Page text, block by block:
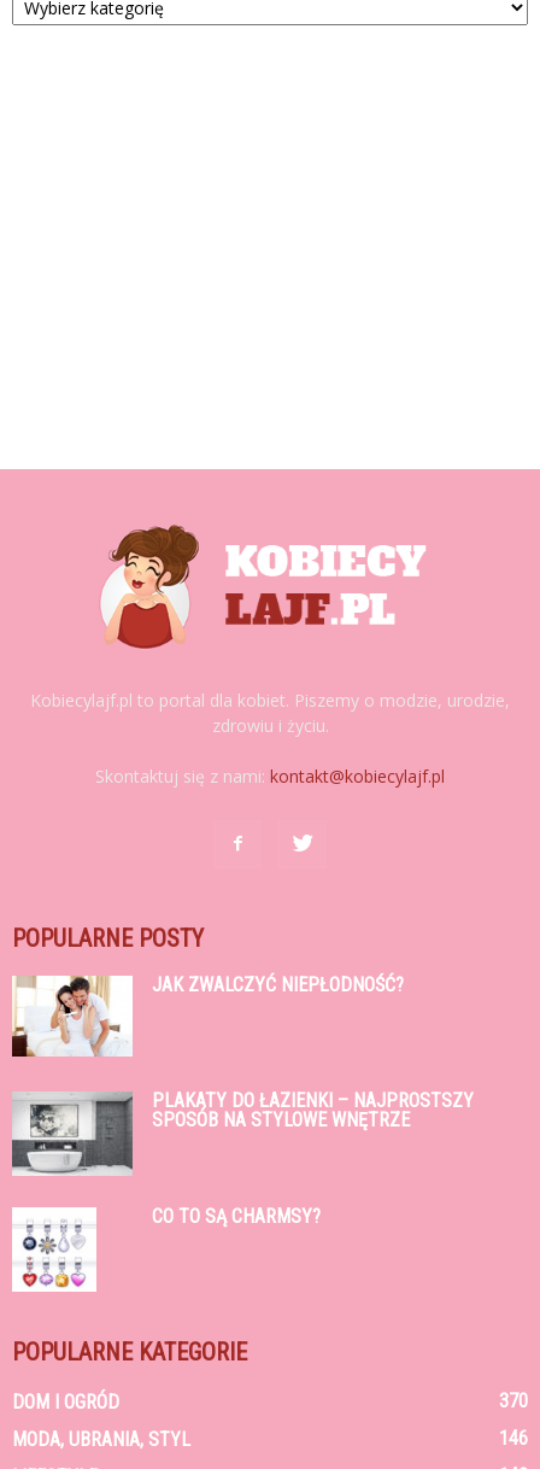
Kobiecylajf.pl to portal dla kobiet. Piszemy o modzie, urodzie,
zdrowiu i życiu.
Skontaktuj się z nami: kontakt@kobiecylajf.pl
POPULARNE POSTY
JAK ZWALCZYĆ NIEPŁODNOŚĆ?
PLAKATY DO ŁAZIENKI – NAJPROSTSZY
SPOSÓB NA STYLOWE WNĘTRZE
CO TO SĄ CHARMSY?
POPULARNE KATEGORIE
DOM I OGRÓD
370
MODA, UBRANIA, STYL
146